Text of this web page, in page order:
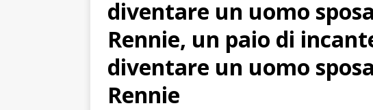
diventare un uomo
Rennie, un paio di
diventare un uomo
Rennie